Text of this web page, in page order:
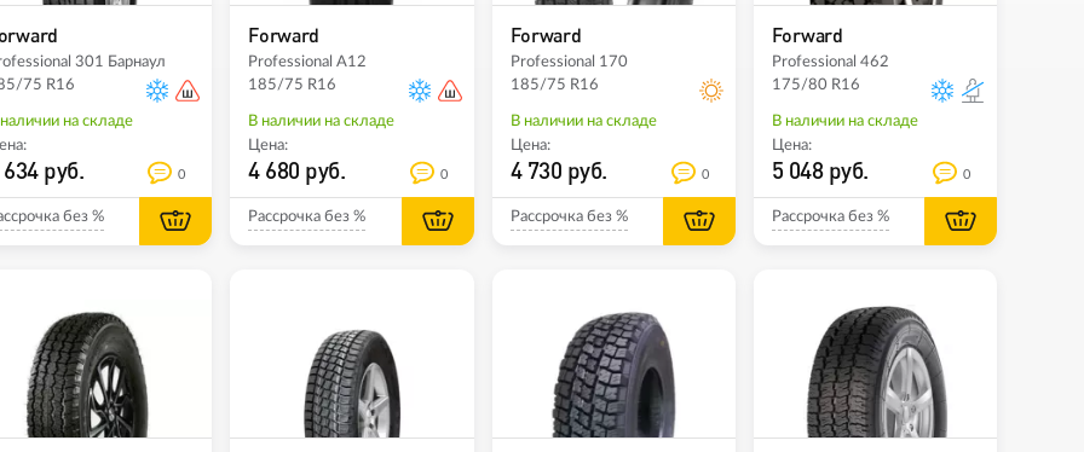
301 Барнаул
75 R16
на складе
руб. 0
без %
Forward
Professional A12
185/75 R16
В наличии на складе
Цена:
4 680 руб. 0
Рассрочка без %
Forward
Professional 170
185/75 R16
В наличии на складе
Цена:
4 730 руб. 0
Рассрочка без %
Forward
Professional 462
175/80 R16
В наличии на складе
Цена:
5 048 руб. 0
Рассрочка без %